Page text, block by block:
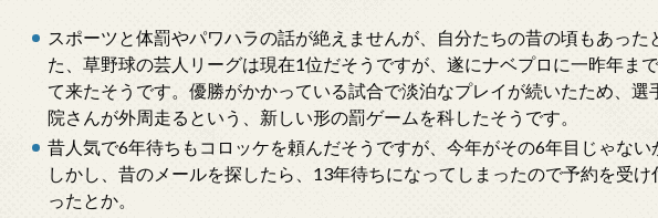
スポーツと体罰やパワハラの話が絶えませんが、自分たちの昔の頃もあった
た、草野球の芸人リーグは現在1位だそうですが、遂にナベプロに一昨年ま
て来たそうです。優勝がかかっている試合で淡泊なプレイが続いたため、選
院さんが外周走るという、新しい形の罰ゲームを科したそうです。
昔人気で6年待ちもコロッケを頼んだそうですが、今年がその6年目じゃない
しかし、昔のメールを探したら、13年待ちになってしまったので予約を受
ったとか。